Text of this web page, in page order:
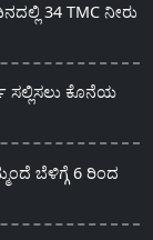
34 TMC ನೀರು
ಸಲ್ಲಿಸಲು ಕೊನೆಯ
ಬೆಳಿಗ್ಗೆ 6 ರಿಂದ